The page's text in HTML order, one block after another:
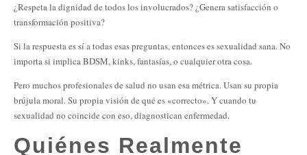
¿Respeta la dignidad de todos los involucrados? ¿Genera satisfacción o
transformación positiva?
Si la respuesta es sí a todas esas preguntas, entonces es sexualidad sana. No
importa si implica BDSM, kinks, fantasías, o cualquier otra cosa.
Pero muchos profesionales de salud no usan esa métrica. Usan su propia
brújula moral. Su propia visión de qué es «correcto». Y cuando tu
sexualidad no coincide con eso, diagnostican enfermedad.
Quiénes Realmente